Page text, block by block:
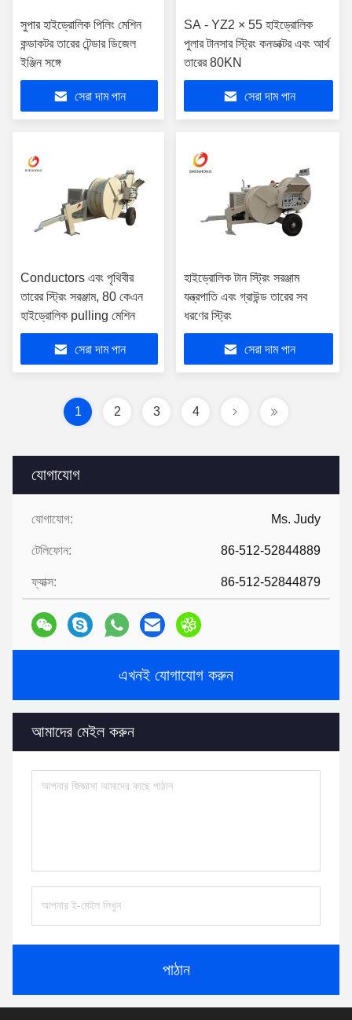
যোগাযোগ
যোগাযোগ: Ms. Judy
টেলিফোন: 86-512-52844889
ফ্যাক্স: 86-512-52844879
এখনই যোগাযোগ করুন
আমাদের মেইল করুন
পাঠান
সুপার হাইড্রোলিক পিলিং মেশিন
কন্ডাকটর তারের টেন্ডার ডিজেল
ইঞ্জিন সঙ্গে
সেরা দাম পান
SA - YZ2 × 55 হাইড্রোলিক
পুলার টানসার স্ট্রিং কনডাক্টর এবং আর্থ
তারের 80KN
সেরা দাম পান
Conductors এবং পৃথিবীর
তারের স্ট্রিং সরঞ্জাম, 80 কেএন
হাইড্রোলিক pulling মেশিন
সেরা দাম পান
হাইড্রোলিক টান স্ট্রিং সরঞ্জাম
যন্ত্রপাতি এবং গ্রাউন্ড তারের সব
ধরণের স্ট্রিং
সেরা দাম পান
1 2 3 4